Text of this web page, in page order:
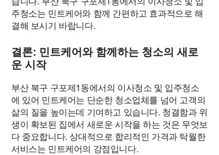
주청소는 민트케어와 함께 간편하고 효과적으로 해
결해 보시기 바랍니다.
결론: 민트케어와 함께하는 청소의 새로
운 시작
부산 북구 구포제1동에서의 이사청소 및 입주청소
에 있어 민트케어는 단순한 청소업체를 넘어 고객의
삶의 질을 높이는데 기여하고 있습니다. 청결함과 위
생이 확보된 집에서 새로운 시작을 하는 것은 무엇보
다 중요합니다. 상대적으로 합리적인 가격과 탁월한
서비스는 민트케어의 강점입니다.